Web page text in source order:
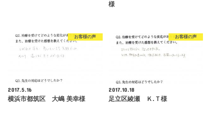
様
お客様の声
2017.5.16
横浜市都筑区 大嶋 美幸様
お客様の声
2017.10.18
足立区綾瀬 Ｋ.Ｔ様